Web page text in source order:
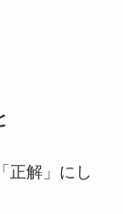
正解」にし